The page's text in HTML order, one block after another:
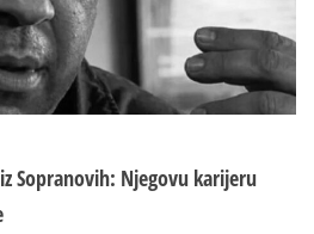
Sopranovih: Njegovu karijeru